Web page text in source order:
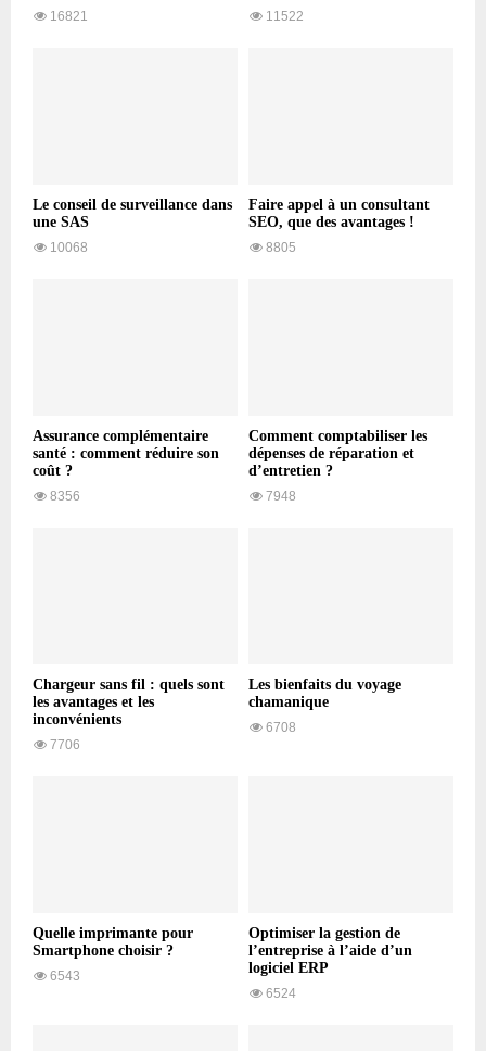
16821 11522
Le conseil de surveillance dans
une SAS
10068
Faire appel à un consultant
SEO, que des avantages !
8805
Assurance complémentaire
santé : comment réduire son
coût ?
8356
Comment comptabiliser les
dépenses de réparation et
d’entretien ?
7948
Chargeur sans fil : quels sont
les avantages et les
inconvénients
7706
Les bienfaits du voyage
chamanique
6708
Quelle imprimante pour
Smartphone choisir ?
6543
Optimiser la gestion de
l’entreprise à l’aide d’un
logiciel ERP
6524